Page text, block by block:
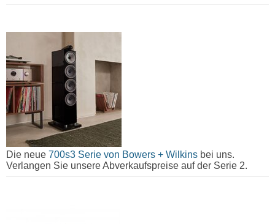
Die neue 700s3 Serie von Bowers + Wilkins bei uns.
Verlangen Sie unsere Abverkaufspreise auf der Serie 2.